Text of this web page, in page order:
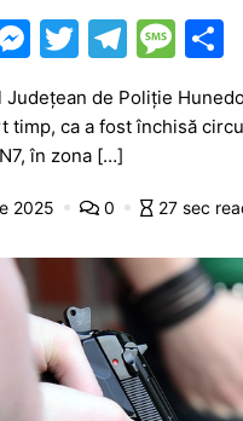
M
s
s
e
g
er
T
itt
er
T
e
a
m
M
s
a
g
e
z
de Poliție
timp, ca a fost închisă
în zona […]
2025 0 27 sec